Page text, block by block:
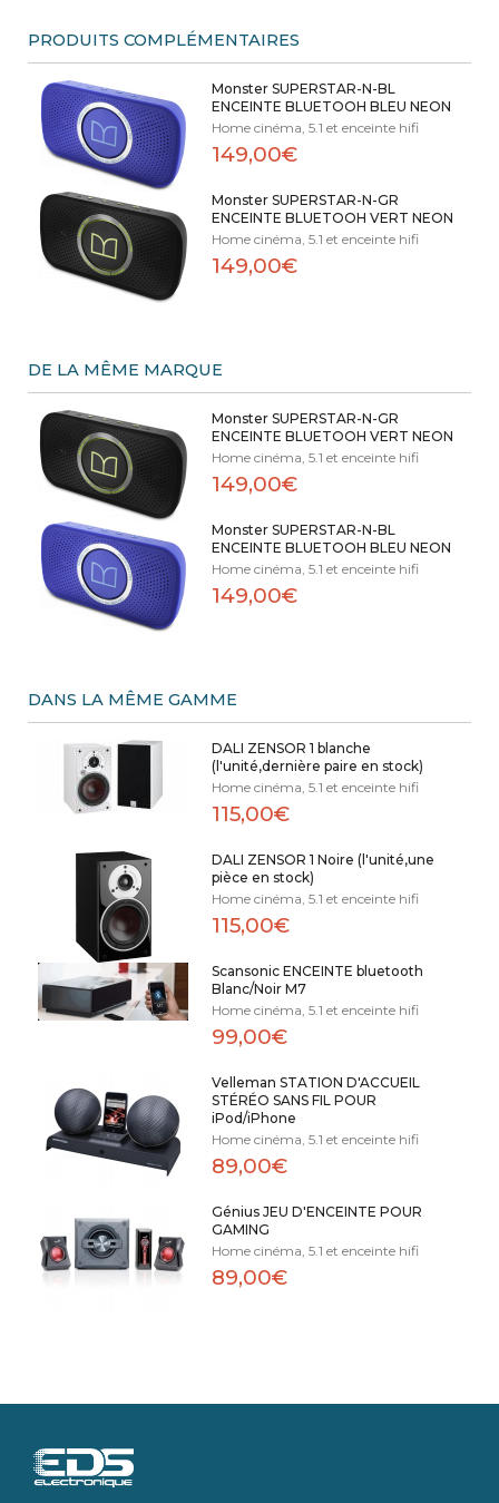
PRODUITS COMPLÉMENTAIRES
Monster SUPERSTAR-N-BL
ENCEINTE BLUETOOH BLEU NEON
Home cinéma, 5.1 et enceinte hifi
149,00€
Monster SUPERSTAR-N-GR
ENCEINTE BLUETOOH VERT NEON
Home cinéma, 5.1 et enceinte hifi
149,00€
DE LA MÊME MARQUE
Monster SUPERSTAR-N-GR
ENCEINTE BLUETOOH VERT NEON
Home cinéma, 5.1 et enceinte hifi
149,00€
Monster SUPERSTAR-N-BL
ENCEINTE BLUETOOH BLEU NEON
Home cinéma, 5.1 et enceinte hifi
149,00€
DANS LA MÊME GAMME
DALI ZENSOR 1 blanche
(l'unité,dernière paire en stock)
Home cinéma, 5.1 et enceinte hifi
115,00€
DALI ZENSOR 1 Noire (l'unité,une
pièce en stock)
Home cinéma, 5.1 et enceinte hifi
115,00€
Scansonic ENCEINTE bluetooth
Blanc/Noir M7
Home cinéma, 5.1 et enceinte hifi
99,00€
Velleman STATION D'ACCUEIL
STÉRÉO SANS FIL POUR
iPod/iPhone
Home cinéma, 5.1 et enceinte hifi
89,00€
Génius JEU D'ENCEINTE POUR
GAMING
Home cinéma, 5.1 et enceinte hifi
89,00€